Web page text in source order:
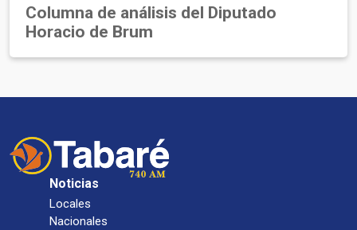
Columna de análisis del Diputado
Horacio de Brum
Noticias
Locales
Nacionales